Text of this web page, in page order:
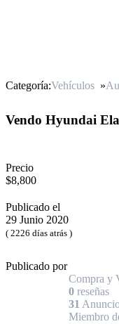
Categoría:Vehículos »
Vendo Hyundai
Precio
$8,800
Publicado el
29 Junio 2020
( 2226 días atrás )
Publicado por
Compra y
0 reseñas
31
Miembro